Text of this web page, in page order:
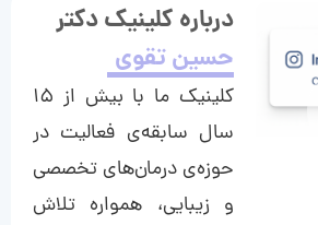
درباره کلینیک دکتر
حسین تقوی
کلینیک ما با بیش از ۱۵
سال سابقه‌ی فعالیت در
حوزه‌ی درمان‌های تخصصی
و زیبایی، همواره تلاش